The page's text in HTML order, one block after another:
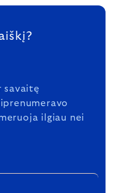
savaitę
ilgiau nei